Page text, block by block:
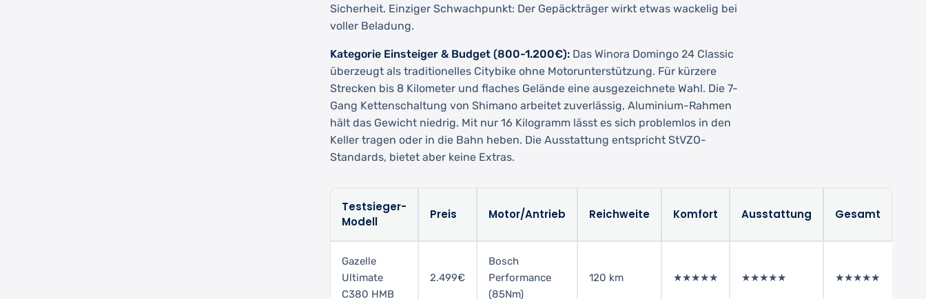
Sicherheit. Einziger Schwachpunkt: Der Gepäckträger wirkt etwas wackelig bei
voller Beladung.
Kategorie Einsteiger & Budget (800-1.200€): Das Winora Domingo 24 Classic
überzeugt als traditionelles Citybike ohne Motorunterstützung. Für kürzere
Strecken bis 8 Kilometer und flaches Gelände eine ausgezeichnete Wahl. Die 7-
Gang Kettenschaltung von Shimano arbeitet zuverlässig, Aluminium-Rahmen
hält das Gewicht niedrig. Mit nur 16 Kilogramm lässt es sich problemlos in den
Keller tragen oder in die Bahn heben. Die Ausstattung entspricht StVZO-
Standards, bietet aber keine Extras.
Testsieger-
Modell
Preis Motor/Antrieb Reichweite Komfort Ausstattung Gesamt
Gazelle
Ultimate
C380 HMB
2.499€
Bosch
Performance
(85Nm)
120 km ★★★★★ ★★★★★ ★★★★★